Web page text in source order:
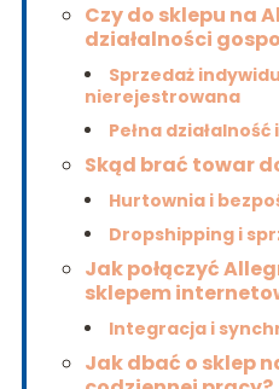
Czy do sklepu na
działalności
Sprzedaż
nierejestrowana
Pełna
Skąd brać towar
Hurtownia i
Dropshipping i
Jak połączyć
sklepem
Integracja i
Jak dbać o sklep